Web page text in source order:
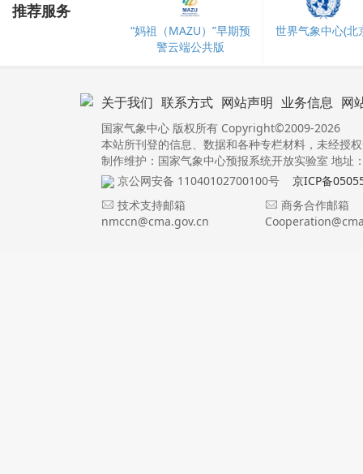
推荐服务
“妈祖（MAZU）”早期预
警云端公共版
世界气象中心(北
关于我们 联系方式 网站声明 业务信息 网
国家气象中心 版权所有 Copyright©2009-2026
本站所刊登的信息、数据和各种专栏材料，未经授
制作维护：国家气象中心预报系统开放实验室 地址
京公网安备 11040102700100号
京ICP备
技术支持邮箱
nmccn@cma.gov.cn
商务合作邮箱